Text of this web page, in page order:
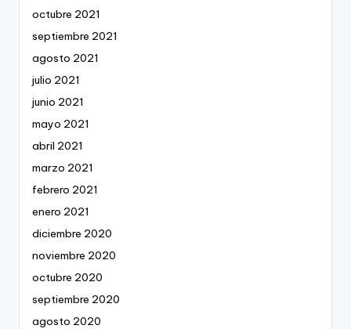
octubre 2021
septiembre 2021
agosto 2021
julio 2021
junio 2021
mayo 2021
abril 2021
marzo 2021
febrero 2021
enero 2021
diciembre 2020
noviembre 2020
octubre 2020
septiembre 2020
agosto 2020